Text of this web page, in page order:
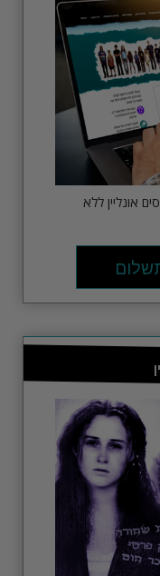
אונליין ללא